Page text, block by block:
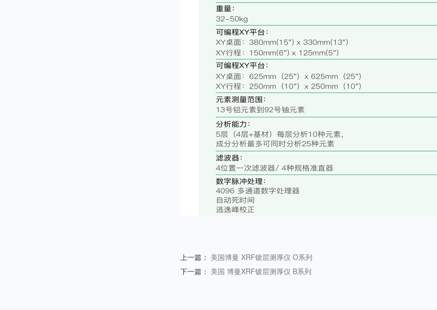
上一篇： 美国博曼 XRF镀层测厚仪 O系列
下一篇： 美国 博曼XRF镀层测厚仪 B系列